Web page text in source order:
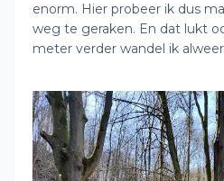
enorm. Hier probeer ik dus
weg te geraken. En dat lukt
meter verder wandel ik